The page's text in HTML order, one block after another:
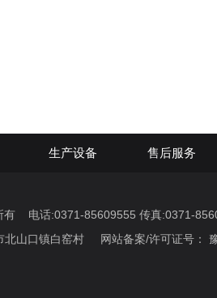
生产设备 售后服务
有 电话:0371-85609555 传真:0371-
北山口镇白窑村 网站备案/许可证号：